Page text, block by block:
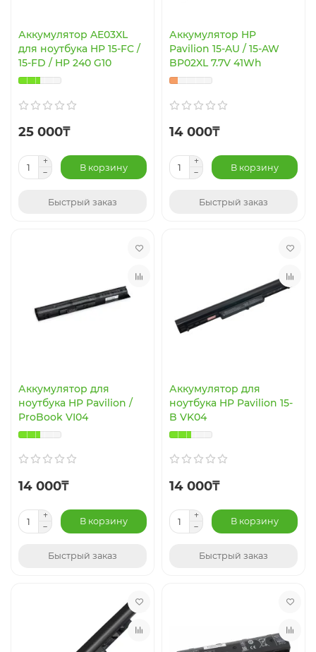
Аккумулятор AE03XL
для ноутбука HP 15-FC /
15-FD / HP 240 G10
25 000₸
В корзину
Быстрый заказ
Аккумулятор HP
Pavilion 15-AU / 15-AW
BP02XL 7.7V 41Wh
14 000₸
В корзину
Быстрый заказ
Аккумулятор для
ноутбука HP Pavilion /
ProBook VI04
14 000₸
В корзину
Быстрый заказ
Аккумулятор для
ноутбука HP Pavilion 15-
B VK04
14 000₸
В корзину
Быстрый заказ